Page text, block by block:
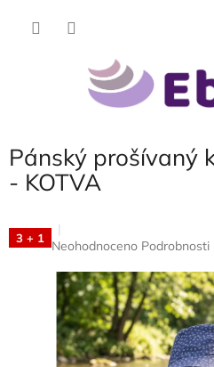
Pánský prošívaný
- KOTVA
3 + 1 Průměrné
produktu
je
0,0
5
hvězdiček.
Neohodnoceno Podrobnosti